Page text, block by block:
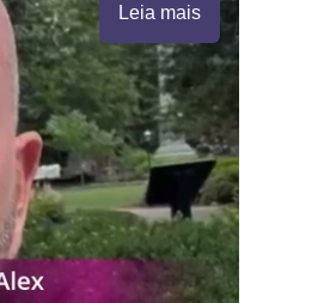
Leia mais